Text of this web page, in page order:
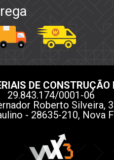
DE CONSTRUÇÃO
29.843.174/0001-06
Roberto Silveira,
- 28635-210, Nova